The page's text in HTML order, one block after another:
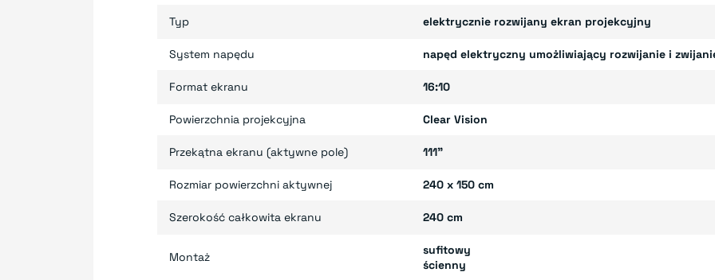
Typ elektrycznie rozwijany ekran projekcyjny
System napędu napęd elektryczny umożliwiający rozwijanie i
Format ekranu 16:10
Powierzchnia projekcyjna Clear Vision
Przekątna ekranu (aktywne pole) 111"
Rozmiar powierzchni aktywnej 240 x 150 cm
Szerokość całkowita ekranu 240 cm
Montaż
sufitowy
ścienny